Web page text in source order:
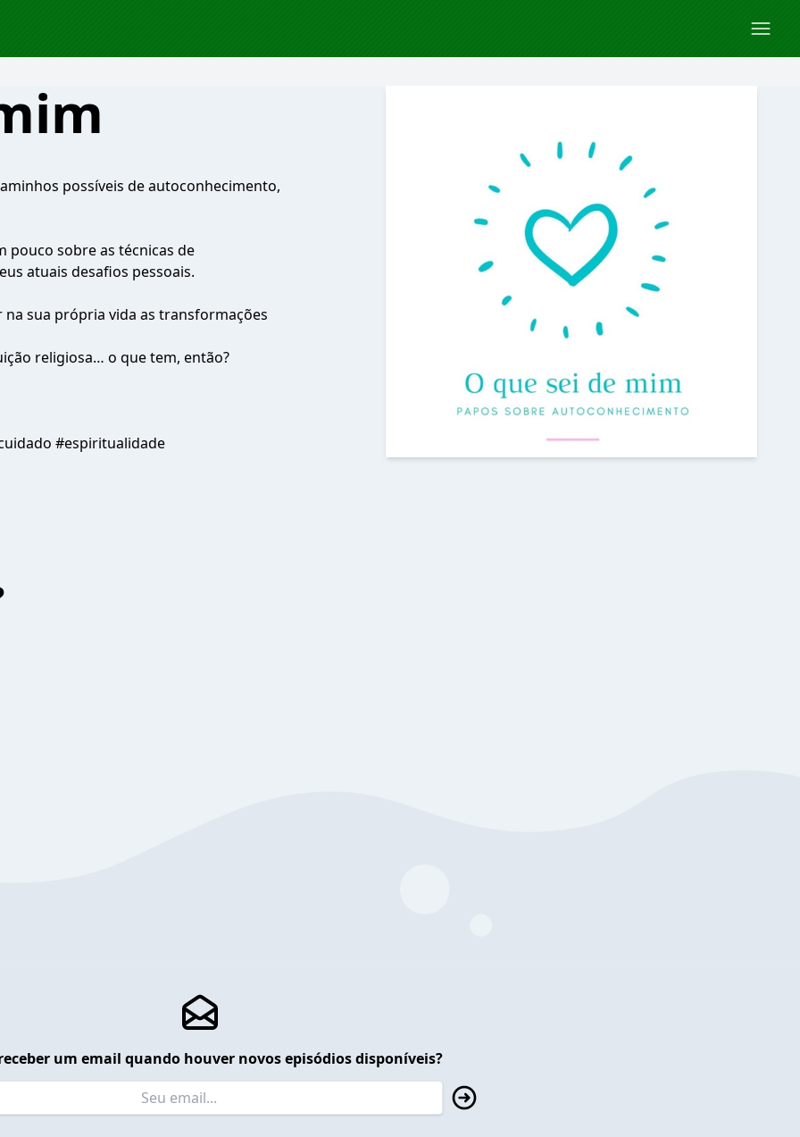
possíveis de autoconhecimento,
pouco sobre as técnicas de
atuais desafios pessoais.
sua própria vida as transformações
religiosa… o que tem, então?
#espiritualidade
um email quando houver novos episódios disponíveis?